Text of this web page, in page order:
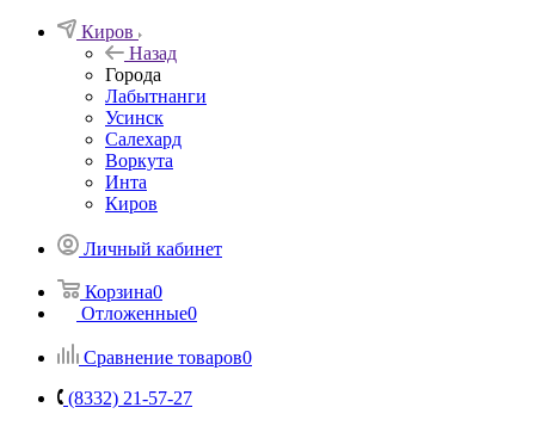
Киров
Назад
Города
Лабытнанги
Усинск
Салехард
Воркута
Инта
Киров
Личный кабинет
Корзина0
Отложенные0
Сравнение товаров0
(8332) 21-57-27